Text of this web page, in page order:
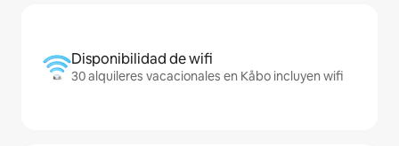
Disponibilidad de wifi
30 alquileres vacacionales en Kåbo incluyen wifi